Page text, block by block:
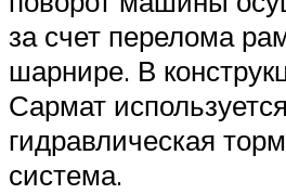
за счет перелома
шарнире. В
Сармат используется
гидравлическая
система.